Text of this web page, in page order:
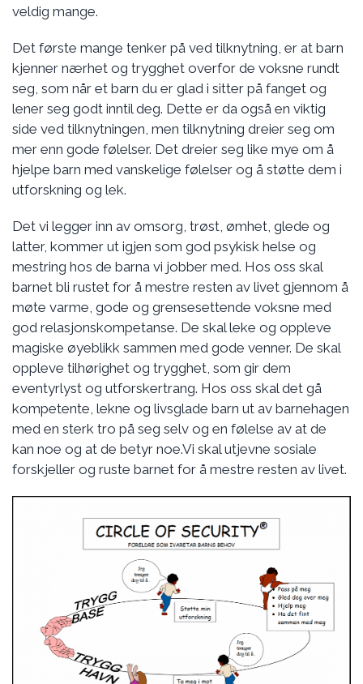
veldig mange.
Det første mange tenker på ved tilknytning, er at barn
kjenner nærhet og trygghet overfor de voksne rundt
seg, som når et barn du er glad i sitter på fanget og
lener seg godt inntil deg. Dette er da også en viktig
side ved tilknytningen, men tilknytning dreier seg om
mer enn gode følelser. Det dreier seg like mye om å
hjelpe barn med vanskelige følelser og å støtte dem i
utforskning og lek.
Det vi legger inn av omsorg, trøst, ømhet, glede og
latter, kommer ut igjen som god psykisk helse og
mestring hos de barna vi jobber med. Hos oss skal
barnet bli rustet for å mestre resten av livet gjennom å
møte varme, gode og grensesettende voksne med
god relasjonskompetanse. De skal leke og oppleve
magiske øyeblikk sammen med gode venner. De skal
oppleve tilhørighet og trygghet, som gir dem
eventyrlyst og utforskertrang. Hos oss skal det gå
kompetente, lekne og livsglade barn ut av barnehagen
med en sterk tro på seg selv og en følelse av at de
kan noe og at de betyr noe.Vi skal utjevne sosiale
forskjeller og ruste barnet for å mestre resten av livet.